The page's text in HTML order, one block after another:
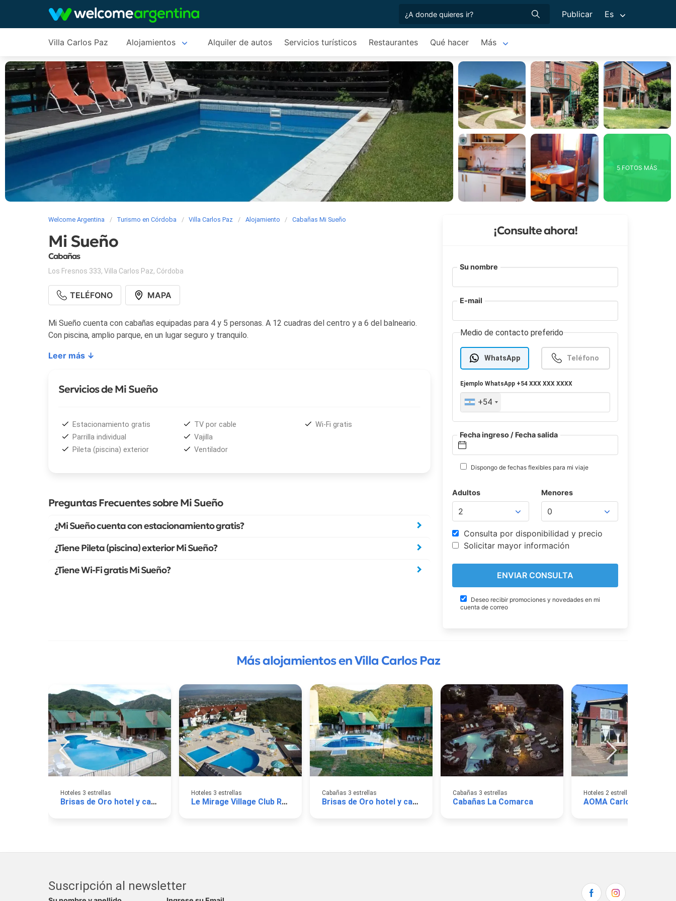
Publicar Es
Villa Carlos Paz Alojamientos Alquiler de autos Servicios turísticos Restaurantes Qué hacer Más
5 FOTOS MÁS
Welcome Argentina Turismo en Córdoba Villa Carlos Paz Alojamiento Cabañas Mi Sueño
Mi Sueño
Cabañas
Los Fresnos 333, Villa Carlos Paz, Córdoba
TELÉFONO MAPA
Mi Sueño cuenta con cabañas equipadas para 4 y 5 personas. A 12 cuadras del centro y a 6 del balneario.
Con piscina, amplio parque, en un lugar seguro y tranquilo.
Leer más ↓
Servicios de Mi Sueño
Estacionamiento gratis
Parrilla individual
Pileta (piscina) exterior
TV por cable
Vajilla
Ventilador
Wi-Fi gratis
Preguntas Frecuentes sobre Mi Sueño
¿Mi Sueño cuenta con estacionamiento gratis?
¿Tiene Pileta (piscina) exterior Mi Sueño?
¿Tiene Wi-Fi gratis Mi Sueño?
¡Consulte ahora!
Su nombre
E-mail
Medio de contacto preferido
WhatsApp Teléfono
EjemploWhatsApp +54 XXX XXX XXXX
+54
Fecha ingreso / Fecha salida
Dispongo de fechas flexibles para mi viaje
Adultos Menores
Consulta por disponibilidad y precio
Solicitar mayor información
Deseo recibir promociones y novedades en mi
cuenta de correo
Más alojamientos en Villa Carlos Paz
Hoteles 3 estrellas
Brisas de Oro hotel y cabañas
Hoteles 3 estrellas
Le Mirage Village Club Resort
Cabañas 3 estrellas
Brisas de Oro hotel y cabañas
Cabañas 3 estrellas
Cabañas La Comarca
Hoteles 2 estrellas
AOMA Carlos Paz
Suscripción al newsletter